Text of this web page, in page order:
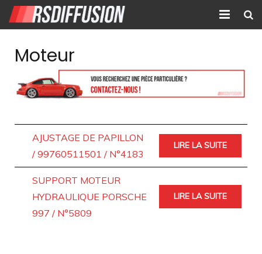
Nouvelles annonces
Annonces prolongées
Atelier mécanique
Contact
Moteur
AJUSTAGE DE PAPILLON
/ 99760511501 / N°4183
LIRE LA SUITE
SUPPORT MOTEUR
HYDRAULIQUE PORSCHE
997 / N°5809
LIRE LA SUITE